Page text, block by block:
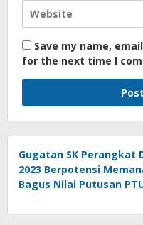
Save my name,
for the next time I
Gugatan SK Perangkat
2023 Berpotensi
Bagus Nilai Putusan